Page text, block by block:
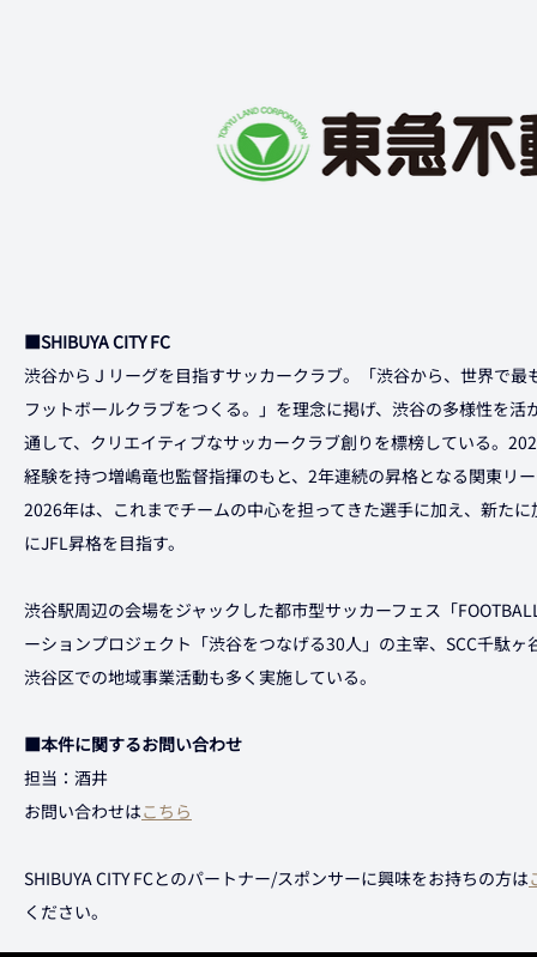
■SHIBUYA CITY FC
渋谷からＪリーグを目指すサッカークラブ。「渋谷から、世界で最
フットボールクラブをつくる。」を理念に掲げ、渋谷の多様性を
通して、クリエイティブなサッカークラブ創りを標榜している。
経験を持つ増嶋竜也監督指揮のもと、2年連続の昇格となる関東リ
2026年は、これまでチームの中心を担ってきた選手に加え、新た
にJFL昇格を目指す。
渋谷駅周辺の会場をジャックした都市型サッカーフェス「
ーションプロジェクト「渋谷をつなげる30人」の主宰、SCC千駄
渋谷区での地域事業活動も多く実施している。
■本件に関するお問い合わせ
担当：酒井
お問い合わせはこちら
SHIBUYA CITY FCとのパートナー/スポンサーに興味をお持ちの方は
ください。